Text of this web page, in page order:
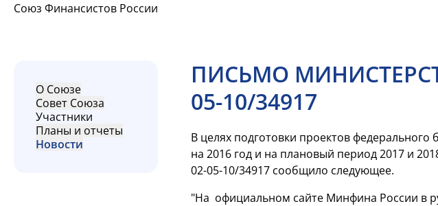
Союз Финансистов России
О Союзе
Совет Союза
Участники
Планы и отчеты
Новости
ПИСЬМО
05-10/34917
В целях подготовки проектов
на 2016 год и на плановый период 2017 и
02-05-10/34917 сообщило следующее.
"На официальном сайте Минфина России в